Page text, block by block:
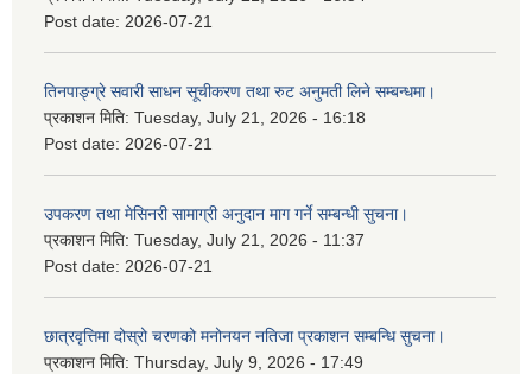
Post date: 2026-07-21
तिनपाङ्ग्रे सवारी साधन सूचीकरण तथा रुट अनुमती लिने सम्बन्धमा।
प्रकाशन मिति: Tuesday, July 21, 2026 - 16:18
Post date: 2026-07-21
उपकरण तथा मेसिनरी सामाग्री अनुदान माग गर्ने सम्बन्धी सुचना।
प्रकाशन मिति: Tuesday, July 21, 2026 - 11:37
Post date: 2026-07-21
छात्रवृत्तिमा दोस्रो चरणको मनोनयन नतिजा प्रकाशन सम्बन्धि सुचना।
प्रकाशन मिति: Thursday, July 9, 2026 - 17:49